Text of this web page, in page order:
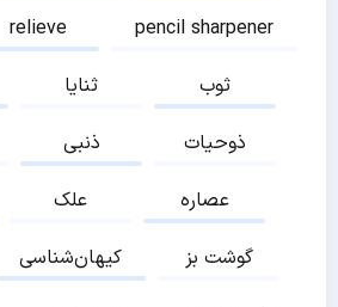
relieve
pencil sharpener
ثنایا
ثوب
ذنبی
ذوحیات
علک
عصاره
کیهان‌شناسی
گوشت بز